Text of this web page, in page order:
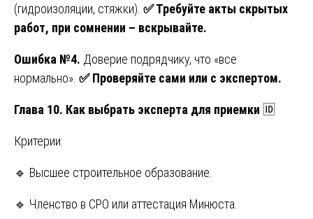
(гидроизоляции, стяжки). ✅Требуйте акты скрытых
работ, при сомнении – вскрывайте.
Ошибка №4. Доверие подрядчику, что «все
нормально». ✅Проверяйте сами или с экспертом.
Глава 10. Как выбрать эксперта для приемки 🆔
Критерии:
🔹 Высшее строительное образование.
🔹 Членство в СРО или аттестация Минюста.